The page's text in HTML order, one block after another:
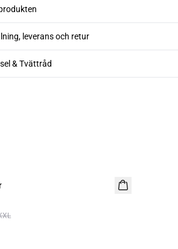
leverans och retur
& Tvättråd